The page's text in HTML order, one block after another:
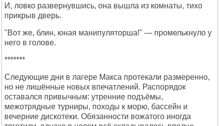
И, ловко развернувшись, она вышла из комнаты, тихо
прикрыв дверь.
"Вот же, блин, юная манипуляторша!" — промелькнуло у
него в голове.
*******
Следующие дни в лагере Макса протекали размеренно,
но не лишённые новых впечатлений. Распорядок
оставался привычным: утренние подъёмы,
межотрядные турниры, походы к морю, бассейн и
вечерние дискотеки. Обязанности вожатого иногда